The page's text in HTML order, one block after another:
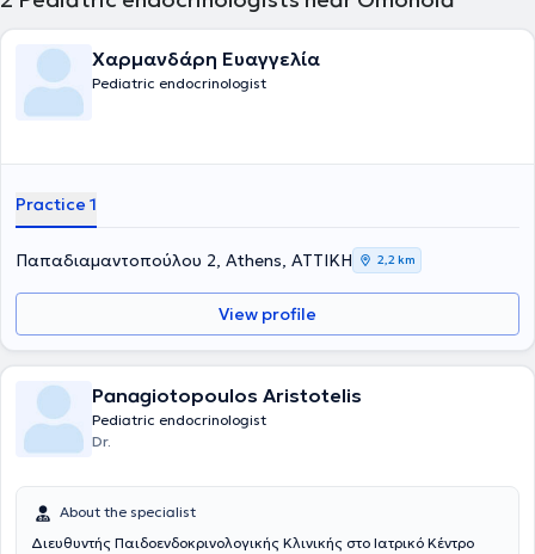
Χαρμανδάρη Ευαγγελία
Pediatric endocrinologist
Practice 1
Παπαδιαμαντοπούλου 2, Athens, ΑΤΤΙΚΗ 2,2 km
View profile
Panagiotopoulos Aristotelis
Pediatric endocrinologist
Dr.
About the specialist
Διευθυντής Παιδοενδοκρινολογικής Κλινικής στο Ιατρικό Κέντρο